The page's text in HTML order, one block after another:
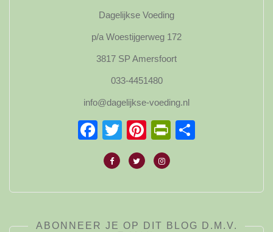
Dagelijkse Voeding
p/a Woestijgerweg 172
3817 SP Amersfoort
033-4451480
info@dagelijkse-voeding.nl
Facebook
TwitterPinterest
ABONNEER JE OP DIT BLOG D.M.V.